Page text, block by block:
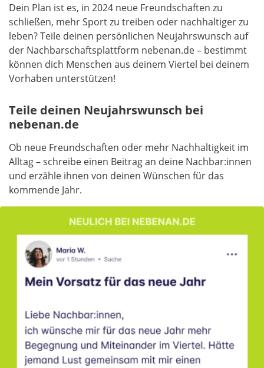
Dein Plan ist es, in 2024 neue Freundschaften zu
schließen, mehr Sport zu treiben oder nachhaltiger zu
leben? Teile deinen persönlichen Neujahrswunsch auf
der Nachbarschaftsplattform nebenan.de – bestimmt
können dich Menschen aus deinem Viertel bei deinem
Vorhaben unterstützen!
Teile deinen Neujahrswunsch bei
nebenan.de
Ob neue Freundschaften oder mehr Nachhaltigkeit im
Alltag – schreibe einen Beitrag an deine Nachbar:innen
und erzähle ihnen von deinen Wünschen für das
kommende Jahr.